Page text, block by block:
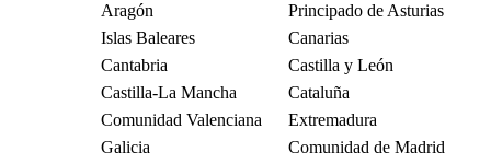
Aragón
Principado de Asturias
Islas Baleares
Canarias
Cantabria
Castilla y León
Castilla-La Mancha
Cataluña
Comunidad Valenciana
Extremadura
Galicia
Comunidad de Madrid